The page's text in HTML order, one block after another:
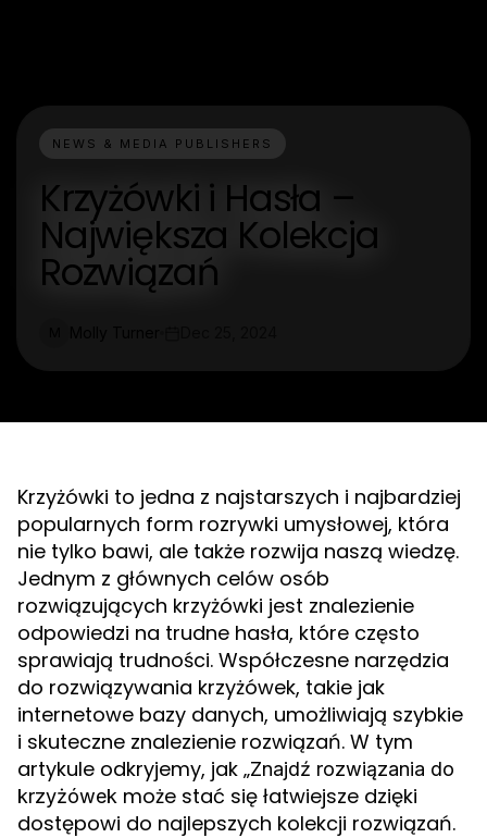
NEWS & MEDIA PUBLISHERS
Krzyżówki i Hasła –
Największa Kolekcja
Rozwiązań
Krzyżówki to jedna z najstarszych i najbardziej
popularnych form rozrywki umysłowej, która
nie tylko bawi, ale także rozwija naszą wiedzę.
Jednym z głównych celów osób
rozwiązujących krzyżówki jest znalezienie
odpowiedzi na trudne hasła, które często
sprawiają trudności. Współczesne narzędzia
do rozwiązywania krzyżówek, takie jak
internetowe bazy danych, umożliwiają szybkie
i skuteczne znalezienie rozwiązań. W tym
artykule odkryjemy, jak „Znajdź rozwiązania do
krzyżówek może stać się łatwiejsze dzięki
dostępowi do najlepszych kolekcji rozwiązań.